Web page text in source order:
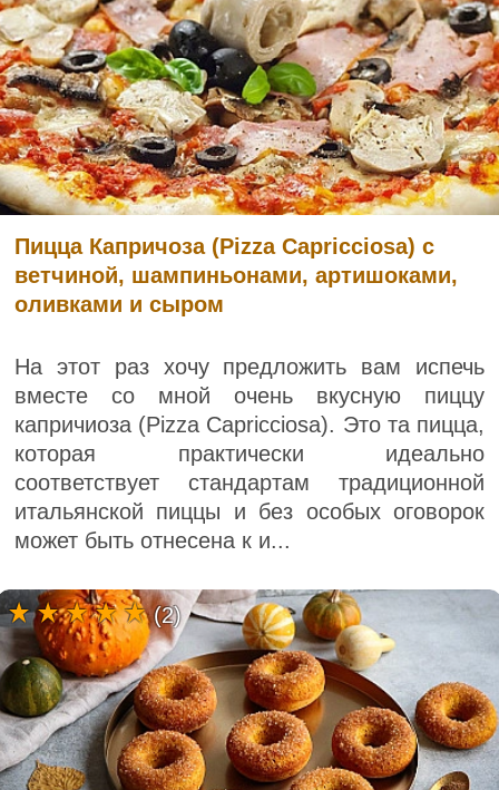
Пицца Капричоза (Pizza Capricciosa) с
ветчиной, шампиньонами, артишоками,
оливками и сыром
На этот раз хочу предложить вам испечь
вместе со мной очень вкусную пиццу
капричиоза (Pizza Capricciosa). Это та пицца,
которая практически идеально
соответствует стандартам традиционной
итальянской пиццы и без особых оговорок
может быть отнесена к и...
(2)